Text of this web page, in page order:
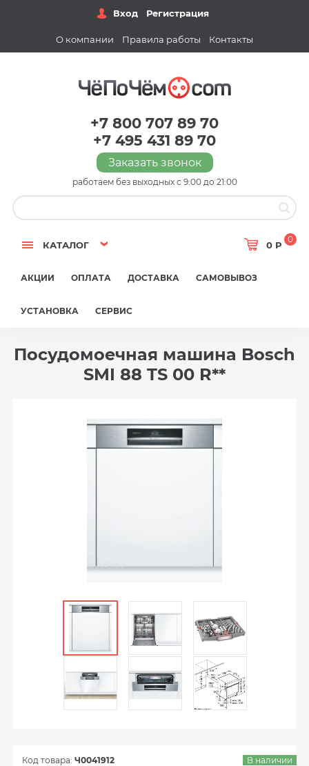
Вход Регистрация
О компании Правила работы Контакты
+7 800 707 89 70
+7 495 431 89 70
Заказать звонок
работаем без выходных с 9:00 до 21:00
КАТАЛОГ 0 Р
0
АКЦИИ ОПЛАТА ДОСТАВКА САМОВЫВОЗ
УСТАНОВКА СЕРВИС
Посудомоечная машина Bosch
SMI 88 TS 00 R**
Код товара: Ч0041912 В наличии